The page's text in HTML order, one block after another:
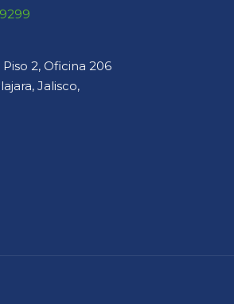
2, Oficina 206
Jalisco,